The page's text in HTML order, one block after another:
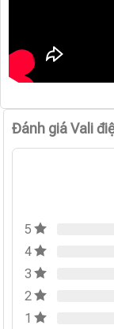
Đánh giá Vali
5
4
3
2
1